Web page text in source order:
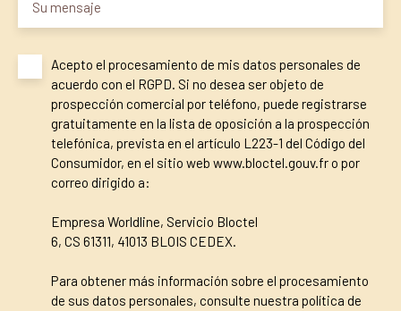
Su mensaje
Acepto el procesamiento de mis datos personales de
acuerdo con el RGPD. Si no desea ser objeto de
prospección comercial por teléfono, puede registrarse
gratuitamente en la lista de oposición a la prospección
telefónica, prevista en el artículo L223-1 del Código del
Consumidor, en el sitio web www.bloctel.gouv.fr o por
correo dirigido a:
Empresa Worldline, Servicio Bloctel
6, CS 61311, 41013 BLOIS CEDEX.
Para obtener más información sobre el procesamiento
de sus datos personales, consulte nuestra política de